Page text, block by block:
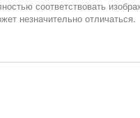
соответствовать
незначительно отличаться.